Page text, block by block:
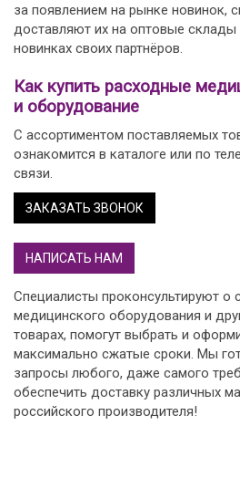
за появлением на рынке новинок,
доставляют их на оптовые
новинках своих партнёров.
Как купить расходные
и оборудование
С ассортиментом поставляемых
ознакомится в каталоге или по
связи.
ЗАКАЗАТЬ ЗВОНОК
НАПИСАТЬ НАМ
Специалисты проконсультируют о
медицинского оборудования и
товарах, помогут выбрать и
максимально сжатые сроки. Мы
запросы любого, даже самого
обеспечить доставку различных
российского производителя!